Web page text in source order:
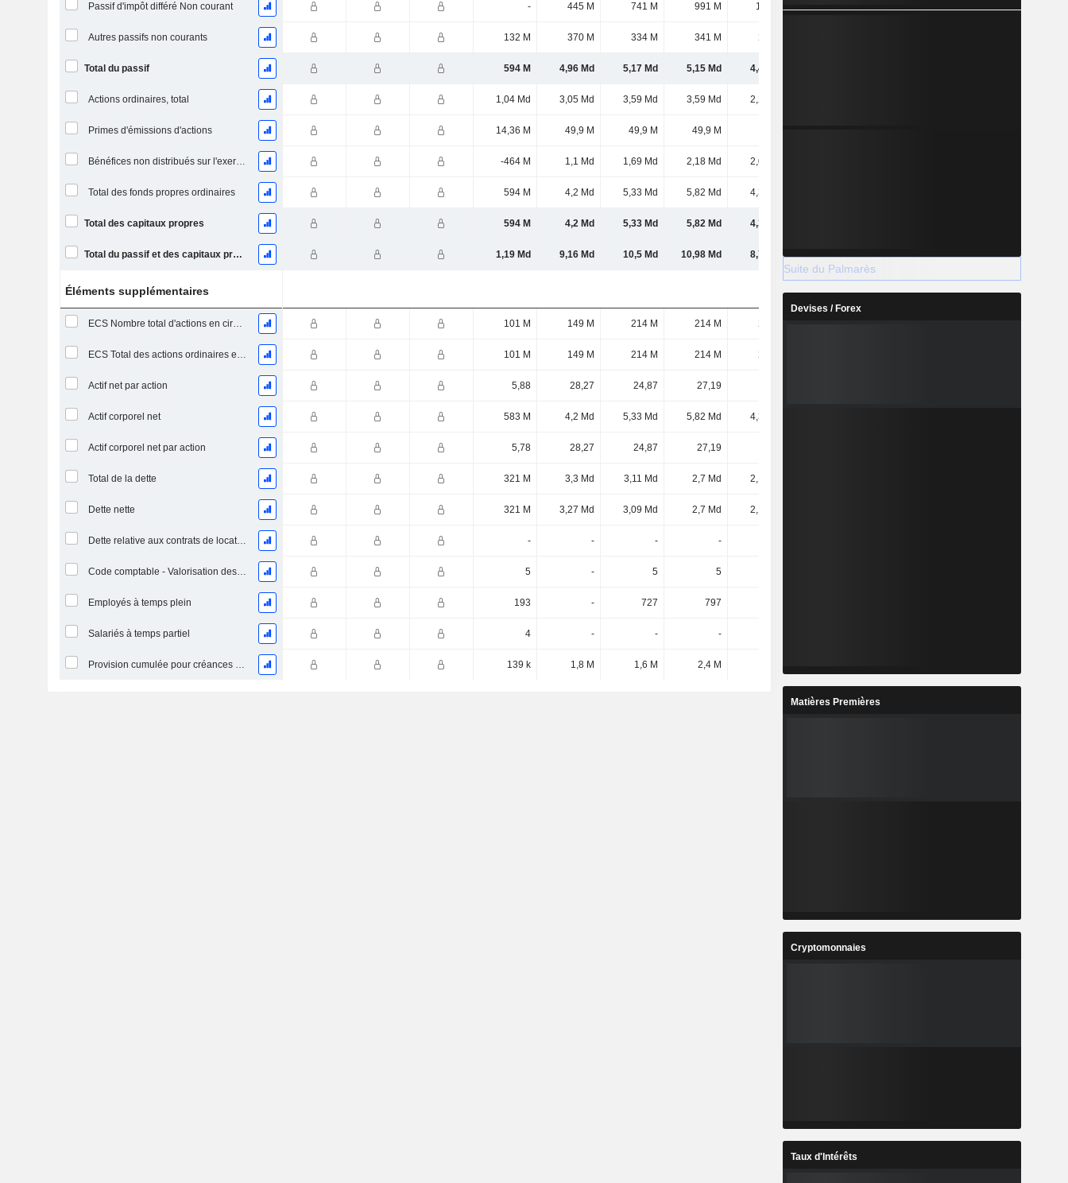
Passif d'impôt différé Non courant - 445 M 741 M 991 M 1,3 Md
Autres passifs non courants 132 M 370 M 334 M 341 M 258 M
Total du passif 594 M 4,96 Md 5,17 Md 5,15 Md 4,45 Md
Actions ordinaires, total 1,04 Md 3,05 Md 3,59 Md 3,59 Md 2,27 Md
Primes d'émissions d'actions 14,36 M 49,9 M 49,9 M 49,9 M
Bénéfices non distribués sur l'exercice -464 M 1,1 Md 1,69 Md 2,18 Md 2,02 Md
Total des fonds propres ordinaires 594 M 4,2 Md 5,33 Md 5,82 Md 4,34 Md
Total des capitaux propres 594 M 4,2 Md 5,33 Md 5,82 Md 4,34 Md
Total du passif et des capitaux propres 1,19 Md 9,16 Md 10,5 Md 10,98 Md 8,79 Md
Éléments supplémentaires
ECS Nombre total d'actions en circulation à la date de dépôt 101 M 149 M 214 M 214 M 214 M
ECS Total des actions ordinaires en circulation 101 M 149 M 214 M 214 M 214 M
Actif net par action 5,88 28,27 24,87 27,19
Actif corporel net 583 M 4,2 Md 5,33 Md 5,82 Md 4,34 Md
Actif corporel net par action 5,78 28,27 24,87 27,19
Total de la dette 321 M 3,3 Md 3,11 Md 2,7 Md 2,17 Md
Dette nette 321 M 3,27 Md 3,09 Md 2,7 Md 2,17 Md
Dette relative aux contrats de location - - - -
Code comptable - Valorisation des stocks 5 - 5 5
Employés à temps plein 193 - 727 797
Salariés à temps partiel 4 - - -
Provision cumulée pour créances douteuses (Supple) 139 k 1,8 M 1,6 M 2,4 M
Suite du Palmarès
Devises / Forex
Matières Premières
Cryptomonnaies
Taux d'Intérêts